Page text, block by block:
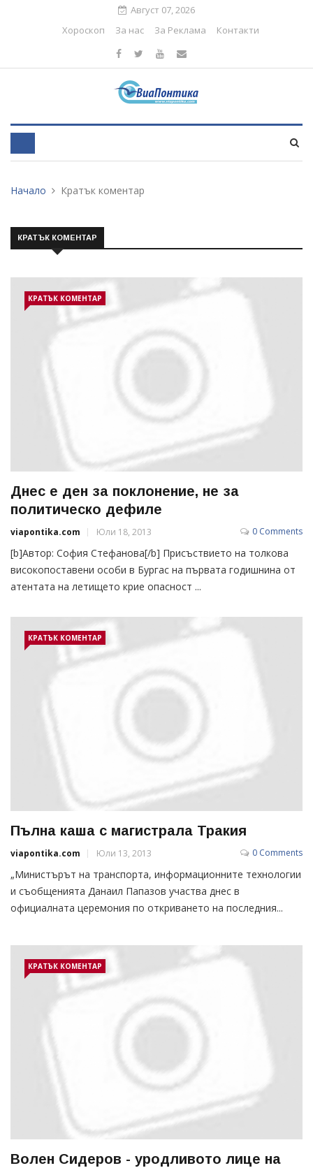
Август 07, 2026
Хороскоп
За нас За Реклама Контакти
Начало Кратък коментар
КРАТЪК КОМЕНТАР
КРАТЪК КОМЕНТАР
Днес е ден за поклонение, не за
политическо дефиле
viapontika.com Юли 18, 2013 0 Comments
[b]Автор: София Стефанова[/b] Присъствието на толкова
високопоставени особи в Бургас на първата годишнина от
атентата на летището крие опасност ...
КРАТЪК КОМЕНТАР
Пълна каша с магистрала Тракия
viapontika.com Юли 13, 2013 0 Comments
„Министърът на транспорта, информационните технологии
и съобщенията Данаил Папазов участва днес в
официалната церемония по откриването на последния...
КРАТЪК КОМЕНТАР
Волен Сидеров - уродливото лице на